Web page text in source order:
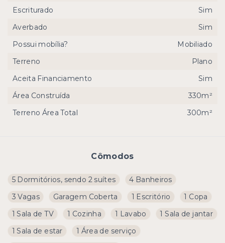
Cômodos
5 Dormitórios, sendo 2 suítes
4 Banheiros
3 Vagas
Garagem Coberta 1 Escritório
1 Copa
1 Sala de TV
1 Cozinha 1 Lavabo
1 Sala de jantar
1 Sala de estar
1 Área de serviço
Escriturado
Sim
Averbado
Sim
Possui mobília?
Mobiliado
Terreno
Plano
Aceita Financiamento
Sim
Área Construída
330m²
Terreno Área Total
300m²